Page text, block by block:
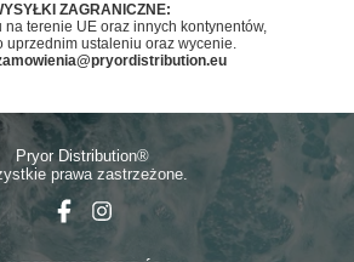
ZAGRANICZNE:
na terenie UE oraz innych kontynentów,
uprzednim ustaleniu oraz wycenie.
Pryor Distribution®
prawa zastrzeżone.